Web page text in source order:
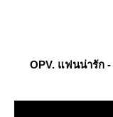
OPV. แฟนน่ารัก